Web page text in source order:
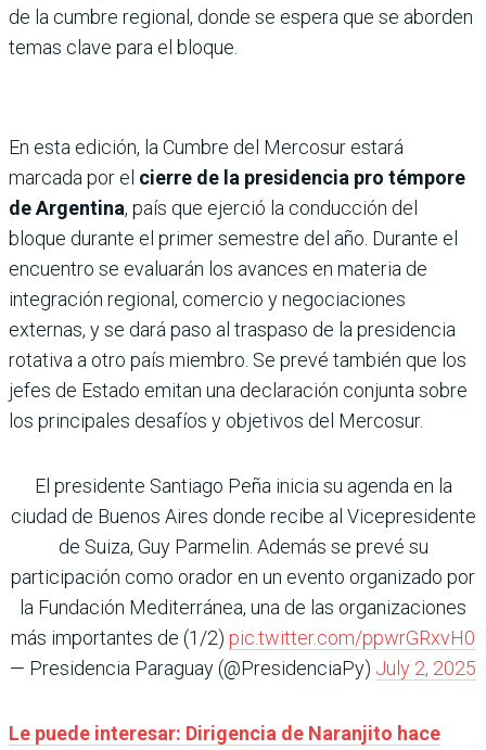
de la cumbre regional, donde se espera que se aborden
temas clave para el bloque.
En esta edición, la Cumbre del Mercosur estará
marcada por el cierre de la presidencia pro témpore
de Argentina, país que ejerció la conducción del
bloque durante el primer semestre del año. Durante el
encuentro se evaluarán los avances en materia de
integración regional, comercio y negociaciones
externas, y se dará paso al traspaso de la presidencia
rotativa a otro país miembro. Se prevé también que los
jefes de Estado emitan una declaración conjunta sobre
los principales desafíos y objetivos del Mercosur.
El presidente Santiago Peña inicia su agenda en la
ciudad de Buenos Aires donde recibe al Vicepresidente
de Suiza, Guy Parmelin. Además se prevé su
participación como orador en un evento organizado por
la Fundación Mediterránea, una de las organizaciones
más importantes de (1/2) pic.twitter.com/ppwrGRxvH0
— Presidencia Paraguay (@PresidenciaPy) July 2, 2025
Le puede interesar: Dirigencia de Naranjito hace